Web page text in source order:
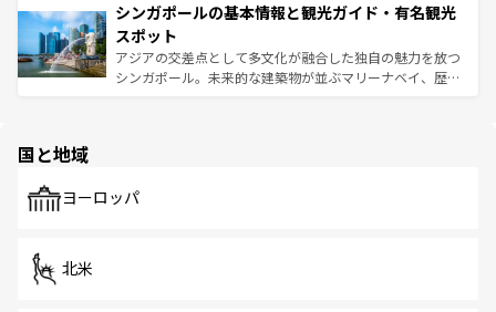
参照してほしい。
激する。気候は一年中温暖で、どの季節にも異なる楽しみ
が待っている。親しみやすいタイの人々、仏教を中心とし
た文化、そして多様な観光資源が、訪れる旅人を魅了し続
ける。 なお、新着のタイ情報はコンテンツ一覧を参照して
み、どこを訪れても感動するはず。観光スポットが密集し
ており、効率よく見どころを回れるのも魅力。息をのむよ
うな絶景から文化的な体験まで、香港を存分に楽しみ尽く
そう。 なお、新着の香港情報はコンテンツ一覧を参照して
シンガポールの基本情報と観光ガイド・有名観光
スポット
アジアの交差点として多文化が融合した独自の魅力を放つ
シンガポール。未来的な建築物が並ぶマリーナベイ、歴史
で、ホーカーズは地元の風情を楽しめる外せないスポット
国と地域
ヨーロッパ
北米